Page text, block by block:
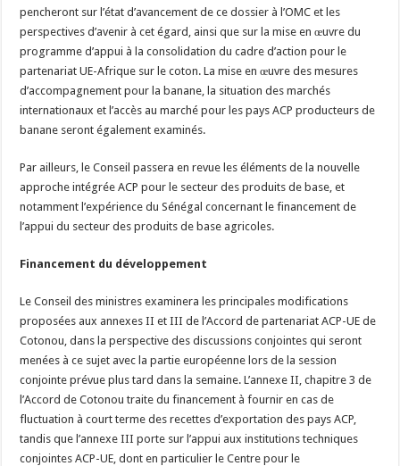
pencheront sur l’état d’avancement de ce dossier à l’OMC et les
perspectives d’avenir à cet égard, ainsi que sur la mise en œuvre du
programme d’appui à la consolidation du cadre d’action pour le
partenariat UE-Afrique sur le coton. La mise en œuvre des mesures
d’accompagnement pour la banane, la situation des marchés
internationaux et l’accès au marché pour les pays ACP producteurs de
banane seront également examinés.
Par ailleurs, le Conseil passera en revue les éléments de la nouvelle
approche intégrée ACP pour le secteur des produits de base, et
notamment l’expérience du Sénégal concernant le financement de
l’appui du secteur des produits de base agricoles.
Financement du développement
Le Conseil des ministres examinera les principales modifications
proposées aux annexes II et III de l’Accord de partenariat ACP-UE de
Cotonou, dans la perspective des discussions conjointes qui seront
menées à ce sujet avec la partie européenne lors de la session
conjointe prévue plus tard dans la semaine. L’annexe II, chapitre 3 de
l’Accord de Cotonou traite du financement à fournir en cas de
fluctuation à court terme des recettes d’exportation des pays ACP,
tandis que l’annexe III porte sur l’appui aux institutions techniques
conjointes ACP-UE, dont en particulier le Centre pour le